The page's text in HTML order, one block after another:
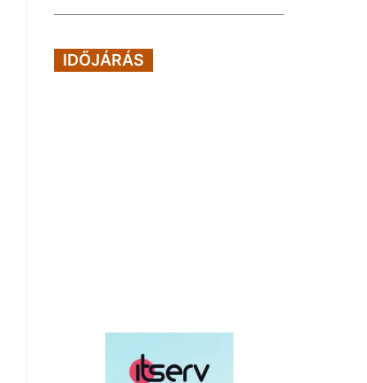
IDŐJÁRÁS